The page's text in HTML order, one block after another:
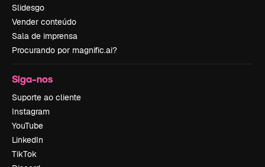
Slidesgo
Vender conteúdo
Sala de imprensa
Procurando por magnific.ai?
Siga-nos
Suporte ao cliente
Instagram
YouTube
LinkedIn
TikTok